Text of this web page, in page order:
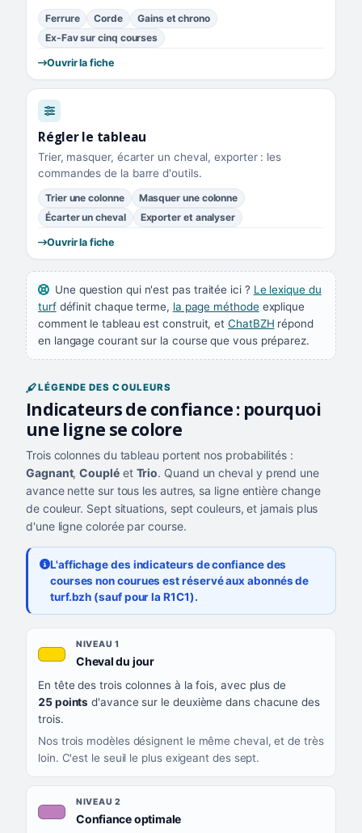
Ferrure Corde
Gains et chrono
Ex-Fav sur cinq courses
Ouvrir la fiche
Régler le tableau
Trier, masquer, écarter un cheval, exporter : les
commandes de la barre d'outils.
Trier une colonne
Masquer une colonne
Écarter un cheval
Exporter et analyser
Ouvrir la fiche
Une question qui n'est pas traitée ici ? Le lexique du
turfdéfinit chaque terme, la page méthodeexplique
comment le tableau est construit, etChatBZH répond
en langage courant sur la course que vous préparez.
LÉGENDE DES COULEURS
Indicateurs de confiance : pourquoi
une ligne se colore
Trois colonnes du tableau portent nos probabilités :
Gagnant,Coupléet Trio. Quand un cheval y prend une
avance nette sur tous les autres, sa ligne entière change
de couleur. Sept situations, sept couleurs, et jamais plus
d'une ligne colorée par course.
L'affichage des indicateurs de confiance des
courses non courues est réservé aux abonnés de
turf.bzh (sauf pour la R1C1).
QUAND LA LIGNE PREND CETTE COULEUR
CE QUE CELA VOUS DIT
NIVEAU 1
Cheval du jour, couleur jaune or
En tête des trois colonnes à la fois, avec plus de
25 points d'avance sur le deuxième dans chacune des
trois.
Nos trois modèles désignent le même cheval, et de très
loin. C'est le seuil le plus exigeant des sept.
NIVEAU 2
Confiance optimale, couleur mauve